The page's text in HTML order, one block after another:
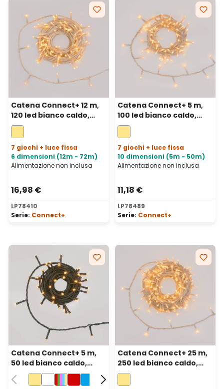
Catena Connect+ 12 m,
120 led bianco caldo,
cavo trasparente,
prolungabile
7 giochi + luce fissa
6 dimensioni (12m - 72m)
Alimentazione non inclusa
16,98 €
LP78410
Serie: Connect+
Catena Connect+ 5 m,
100 led bianco caldo,
cavo trasparente,
prolungabile
7 giochi + luce fissa
10 dimensioni (5m - 50m)
Alimentazione non inclusa
11,18 €
LP78489
Serie: Connect+
Catena Connect+ 5 m,
50 led bianco caldo,
cavo verde,
prolungabile
Catena Connect+ 25 m,
250 led bianco caldo,
cavo trasparente,
prolungabile